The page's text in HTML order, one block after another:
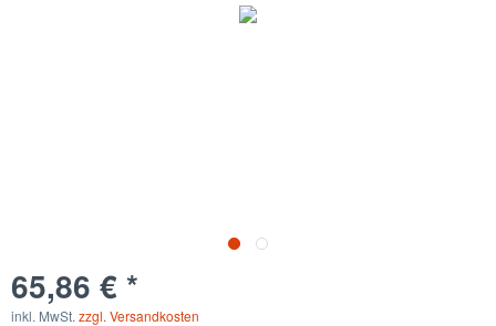
65,86 € *
inkl. MwSt. zzgl. Versandkosten